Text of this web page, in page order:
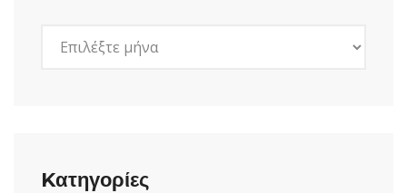
Kατηγορίες